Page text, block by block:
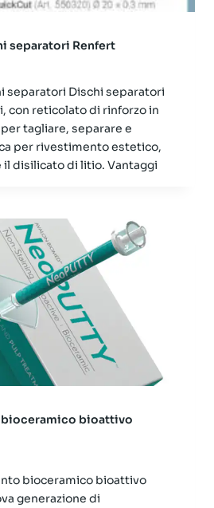
separatori Renfert
separatori Dischi separatori
con reticolato di rinforzo in
tagliare, separare e
per rivestimento estetico,
il disilicato di litio. Vantaggi
bioattivo
bioceramico bioattivo
generazione di